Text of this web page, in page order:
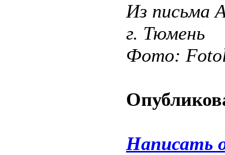
Из письма
г. Тюмень
Фото:
Написать